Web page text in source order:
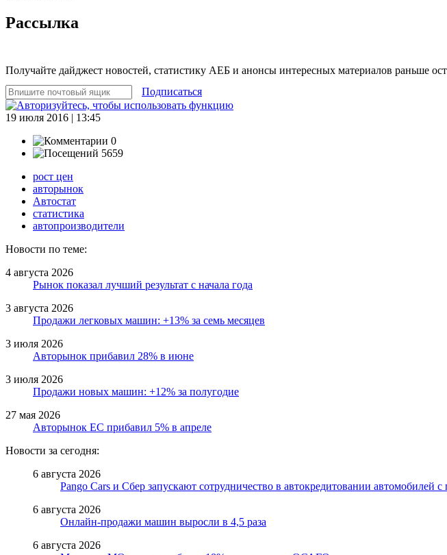
Рассылка
Получайте дайджест новостей, статистику АЕБ и анонсы интересных материалов раньше
Подписаться
19 июля 2016 | 13:45
0
5659
рост цен
авторынок
Автостат
статистика
автопроизводители
Новости по теме:
4 августа 2026
Рынок показал лучший результат с начала года
3 августа 2026
Продажи легковых машин: +13% за семь месяцев
3 июля 2026
Авторынок прибавил 28% в июне
3 июля 2026
Продажи новых машин: +12% за полугодие
27 мая 2026
Авторынок ЕС прибавил 5% в апреле
Новости за сегодня:
6 августа 2026
Pango Cars и Сбер запускают сотрудничество в автокредитовании автомобилей с
6 августа 2026
Онлайн-продажи машин выросли в 4,5 раза
6 августа 2026